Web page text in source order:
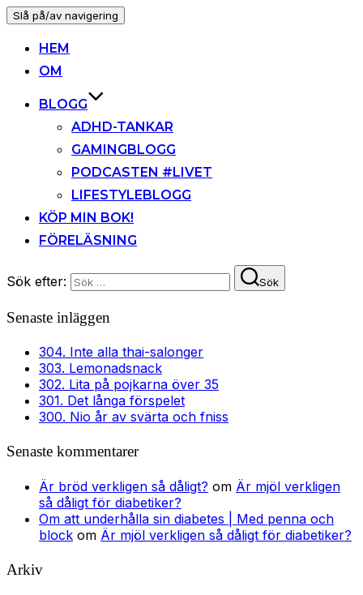
Slå på/av navigering
HEM
OM
BLOGG
ADHD-TANKAR
GAMINGBLOGG
PODCASTEN #LIVET
LIFESTYLEBLOGG
KÖP MIN BOK!
FÖRELÄSNING
Sök efter: Sök
Senaste inläggen
304. Inte alla thai-salonger
303. Lemonadsnack
302. Lita på pojkarna över 35
301. Det långa förspelet
300. Nio år av svärta och fniss
Senaste kommentarer
Är bröd verkligen så dåligt? om Är mjöl verkligen
så dåligt för diabetiker?
Om att underhålla sin diabetes | Med penna och
block om Är mjöl verkligen så dåligt för diabetiker?
Arkiv